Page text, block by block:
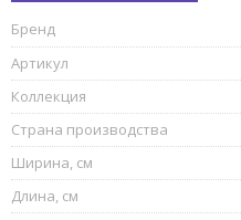
Бренд
Артикул
Коллекция
Страна производства
Ширина, см
Длина, см